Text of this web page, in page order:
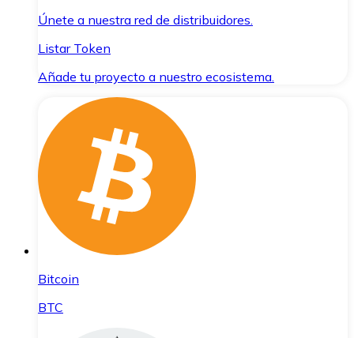
Únete a nuestra red de distribuidores.
Listar Token
Añade tu proyecto a nuestro ecosistema.
Bitcoin
BTC